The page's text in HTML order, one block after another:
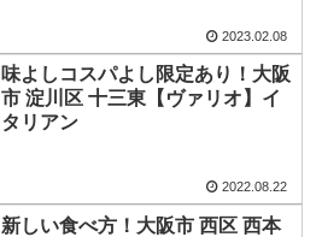
2023.02.08
味よしコスパよし限定あり！大阪
市 淀川区 十三東【ヴァリオ】イ
タリアン
2022.08.22
新しい食べ方！大阪市 西区 西本